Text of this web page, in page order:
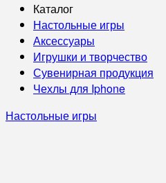
Каталог
Настольные игры
Аксессуары
Игрушки и творчество
Сувенирная продукция
Чехлы для Iphone
Настольные игры